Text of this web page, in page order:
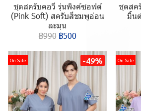
ชุดสครับคอวี รุ่นพิงค์ซอฟต์
(Pink Soft) สครับสีชมพูอ่อน
ละมุน
฿990 ฿500
ชุดสค
มิ้น
On Sale -49% On Sale